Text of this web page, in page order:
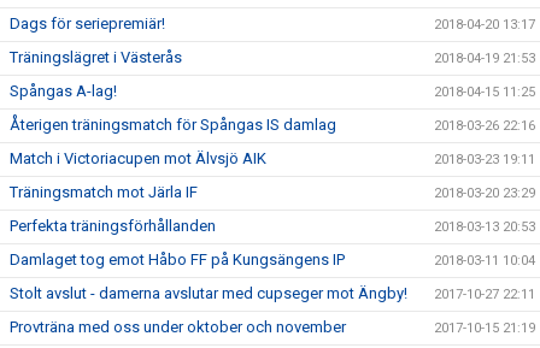
Dags för seriepremiär! 2018-04-20 13:17
Träningslägret i Västerås 2018-04-19 21:53
Spångas A-lag! 2018-04-15 11:25
Återigen träningsmatch för Spångas IS damlag 2018-03-26 22:16
Match i Victoriacupen mot Älvsjö AIK 2018-03-23 19:11
Träningsmatch mot Järla IF 2018-03-20 23:29
Perfekta träningsförhållanden 2018-03-13 20:53
Damlaget tog emot Håbo FF på Kungsängens IP 2018-03-11 10:04
Stolt avslut - damerna avslutar med cupseger mot Ängby! 2017-10-27 22:11
Provträna med oss under oktober och november 2017-10-15 21:19